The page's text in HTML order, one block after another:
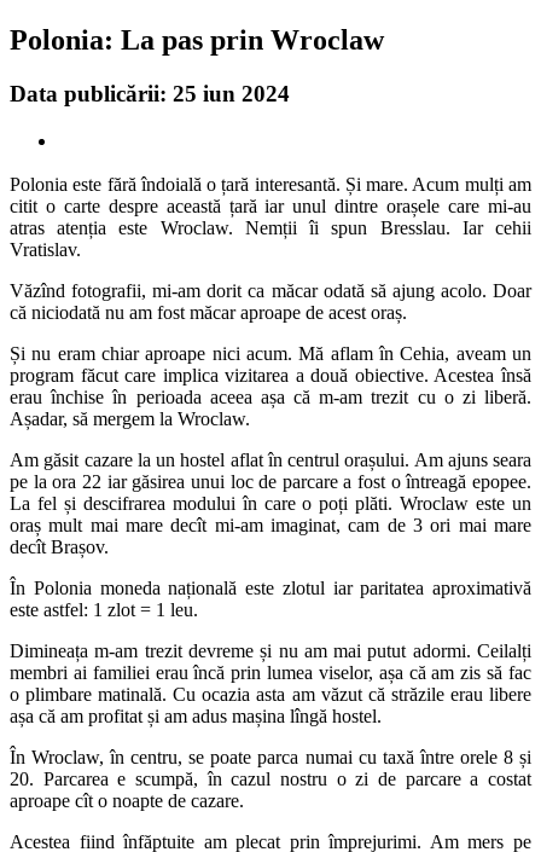
Polonia: La pas prin Wroclaw
Data publicării: 25 iun 2024
Polonia este fără îndoială o țară interesantă. Și mare. Acum mulți am
citit o carte despre această țară iar unul dintre orașele care mi-au
atras atenția este Wroclaw. Nemții îi spun Bresslau. Iar cehii
Vratislav.
Văzînd fotografii, mi-am dorit ca măcar odată să ajung acolo. Doar
că niciodată nu am fost măcar aproape de acest oraș.
Și nu eram chiar aproape nici acum. Mă aflam în Cehia, aveam un
program făcut care implica vizitarea a două obiective. Acestea însă
erau închise în perioada aceea așa că m-am trezit cu o zi liberă.
Așadar, să mergem la Wroclaw.
Am găsit cazare la un hostel aflat în centrul orașului. Am ajuns seara
pe la ora 22 iar găsirea unui loc de parcare a fost o întreagă epopee.
La fel și descifrarea modului în care o poți plăti. Wroclaw este un
oraș mult mai mare decît mi-am imaginat, cam de 3 ori mai mare
decît Brașov.
În Polonia moneda națională este zlotul iar paritatea aproximativă
este astfel: 1 zlot = 1 leu.
Dimineața m-am trezit devreme și nu am mai putut adormi. Ceilalți
membri ai familiei erau încă prin lumea viselor, așa că am zis să fac
o plimbare matinală. Cu ocazia asta am văzut că străzile erau libere
așa că am profitat și am adus mașina lîngă hostel.
În Wroclaw, în centru, se poate parca numai cu taxă între orele 8 și
20. Parcarea e scumpă, în cazul nostru o zi de parcare a costat
aproape cît o noapte de cazare.
Acestea fiind înfăptuite am plecat prin împrejurimi. Am mers pe